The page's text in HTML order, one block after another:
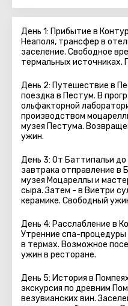
День 1: Прибытие в
Неаполя, трансфер в
заселение. Свободное
термальных источниках.
День 2: Путешествие в
поездка в Пестум. В
ольфакторной
производством
музея Пестума.
ужин.
День 3: От Баттипальи
завтрака отправление в
музея Моцареллы и
сыра. Затем - в Виетри
керамике. Свободный
День 4: Расслабление в
Утренние спа-процедуры
в термах. Возможное
ужин в ресторане.
День 5: История в
экскурсия по древним
везувианских вин.